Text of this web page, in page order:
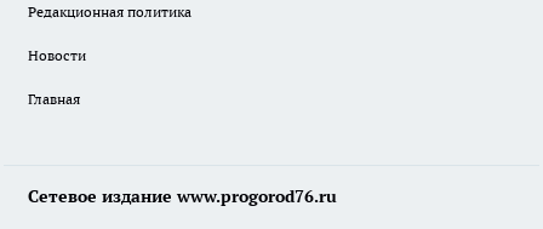
Редакционная политика
Новости
Главная
Сетевое издание www.progorod76.ru